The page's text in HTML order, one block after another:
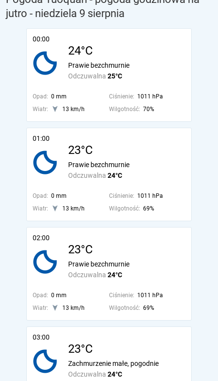
jutro - niedziela 9 sierpnia
00:00
24°C
Odczuwalna 25°C
Prawie bezchmurnie
Opad: 0 mm Ciśnienie: 1011 hPa
Wiatr:
13 km/h Wilgotność: 70%
01:00
23°C
Odczuwalna 24°C
Prawie bezchmurnie
Opad: 0 mm Ciśnienie: 1011 hPa
Wiatr:
13 km/h Wilgotność: 69%
02:00
23°C
Odczuwalna 24°C
Prawie bezchmurnie
Opad: 0 mm Ciśnienie: 1011 hPa
Wiatr:
13 km/h Wilgotność: 69%
03:00
23°C
Odczuwalna 24°C
Zachmurzenie małe, pogodnie